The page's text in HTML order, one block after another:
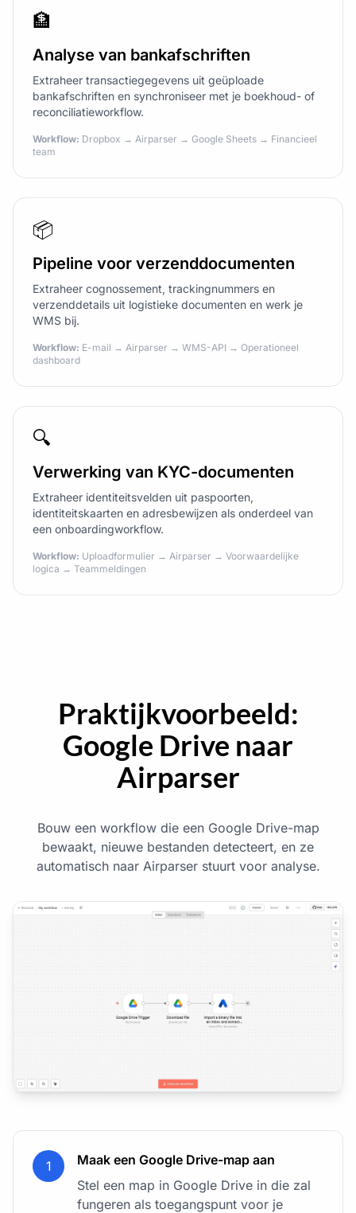
🏦
Analyse van bankafschriften
Extraheer transactiegegevens uit geüploade
bankafschriften en synchroniseer met je boekhoud- of
reconciliatieworkflow.
Workflow: Dropbox → Airparser → Google Sheets → Financieel
team
📦
Pipeline voor verzenddocumenten
Extraheer cognossement, trackingnummers en
verzenddetails uit logistieke documenten en werk je
WMS bij.
Workflow: E-mail → Airparser → WMS-API → Operationeel
dashboard
🔍
Verwerking van KYC-documenten
Extraheer identiteitsvelden uit paspoorten,
identiteitskaarten en adresbewijzen als onderdeel van
een onboardingworkflow.
Workflow: Uploadformulier → Airparser → Voorwaardelijke
logica → Teammeldingen
Praktijkvoorbeeld:
Google Drive naar
Airparser
Bouw een workflow die een Google Drive-map
bewaakt, nieuwe bestanden detecteert, en ze
automatisch naar Airparser stuurt voor analyse.
1
Maak een Google Drive-map aan
Stel een map in Google Drive in die zal
fungeren als toegangspunt voor je